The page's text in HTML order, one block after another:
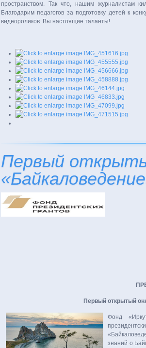
пространством. Так что, нашим журналистам
Благодарим педагогов за подготовку детей к
видеороликов. Вы настоящие таланты!
Первый
Первый открытый
Фонд
знаний о